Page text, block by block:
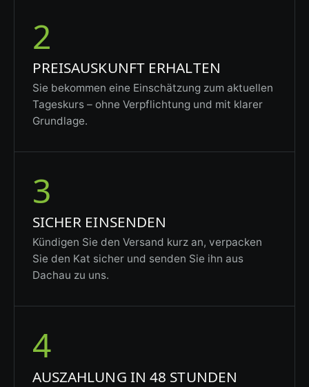
2
PREISAUSKUNFT ERHALTEN
Sie bekommen eine Einschätzung zum aktuellen
Tageskurs – ohne Verpflichtung und mit klarer
Grundlage.
3
SICHER EINSENDEN
Kündigen Sie den Versand kurz an, verpacken
Sie den Kat sicher und senden Sie ihn aus
Dachau zu uns.
4
AUSZAHLUNG IN 48 STUNDEN